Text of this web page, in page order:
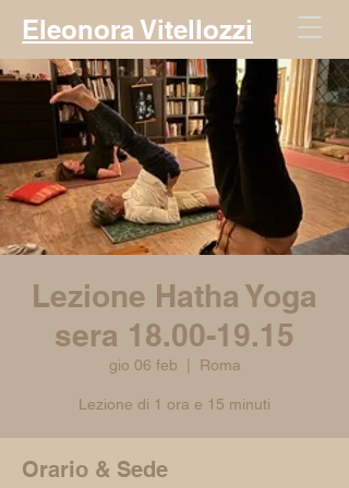
Eleonora Vitellozzi
Lezione Hatha Yoga
sera 18.00-19.15
gio 06 feb Roma
Lezione di 1 ora e 15 minuti
Orario & Sede